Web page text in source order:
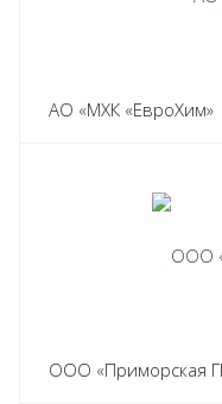
АО «МХК «ЕвроХим»
ООО «Приморская